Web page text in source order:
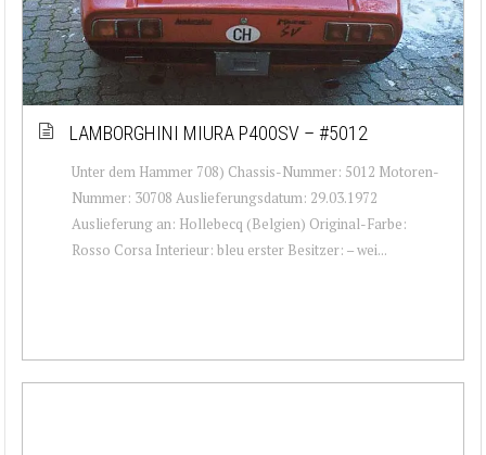
LAMBORGHINI MIURA P400SV – #5012
Unter dem Hammer 708) Chassis-Nummer: 5012 Motoren-
Nummer: 30708 Auslieferungsdatum: 29.03.1972
Auslieferung an: Hollebecq (Belgien) Original-Farbe:
Rosso Corsa Interieur: bleu erster Besitzer: – wei...